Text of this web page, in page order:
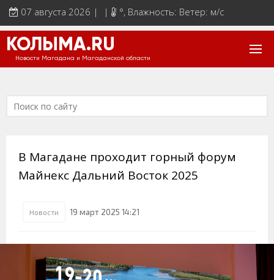
07 августа 2026 | | °, Влажность: Ветер: м/с
КОЛЫМА.RU
Новости Магадана и Магаданской области
В Магадане проходит горный форум
Майнекс Дальний Восток 2025
Новости 19 март 2025 14:21